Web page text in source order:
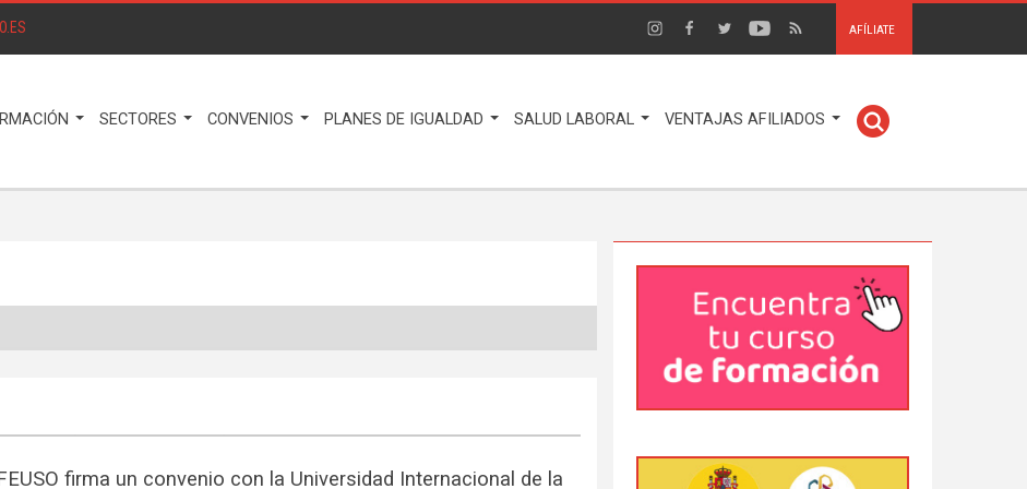
AFÍLIATE
SECTORES CONVENIOS PLANES DE IGUALDAD SALUD LABORAL VENTAJAS AFILIADOS
firma un convenio con la Universidad Internacional de la